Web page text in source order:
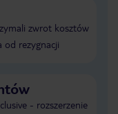
zwrot kosztów
od rezygnacji
- rozszerzenie